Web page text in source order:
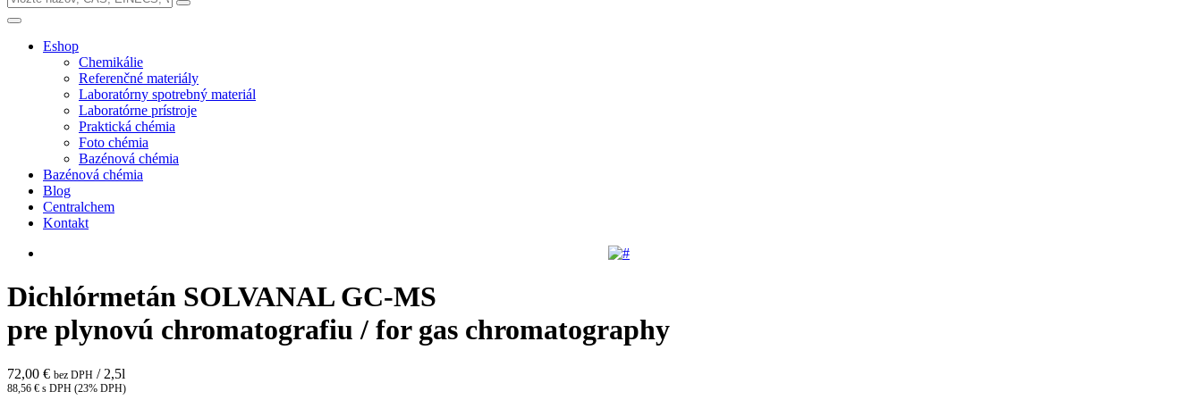
Eshop
Chemikálie
Referenčné materiály
Laboratórny spotrebný materiál
Laboratórne prístroje
Praktická chémia
Foto chémia
Bazénová chémia
Bazénová chémia
Blog
Centralchem
Kontakt
Dichlórmetán SOLVANAL GC-MS
pre plynovú chromatografiu / for gas chromatography
72,00 € bez DPH / 2,5l
88,56 € s DPH (23% DPH)